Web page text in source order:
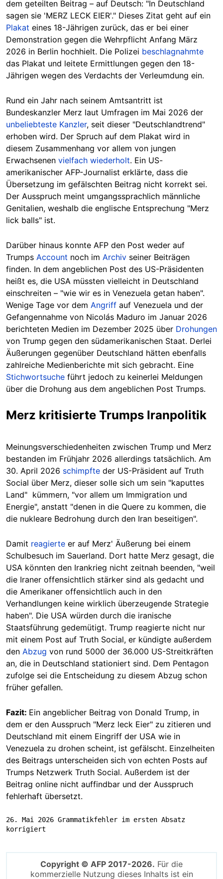
dem geteilten Beitrag – auf Deutsch: "In Deutschland
sagen sie 'MERZ LECK EIER'." Dieses Zitat geht auf ein
Plakat eines 18-Jährigen zurück, das er bei einer
Demonstration gegen die Wehrpflicht Anfang März
2026 in Berlin hochhielt. Die Polizei beschlagnahmte
das Plakat und leitete Ermittlungen gegen den 18-
Jährigen wegen des Verdachts der Verleumdung ein.
Rund ein Jahr nach seinem Amtsantritt ist
Bundeskanzler Merz laut Umfragen im Mai 2026 der
unbeliebteste Kanzler, seit dieser "Deutschlandtrend"
erhoben wird. Der Spruch auf dem Plakat wird in
diesem Zusammenhang vor allem von jungen
Erwachsenen vielfach wiederholt. Ein US-
amerikanischer AFP-Journalist erklärte, dass die
Übersetzung im gefälschten Beitrag nicht korrekt sei.
Der Ausspruch meint umgangssprachlich männliche
Genitalien, weshalb die englische Entsprechung "Merz
lick balls" ist.
Darüber hinaus konnte AFP den Post weder auf
Trumps Account noch im Archiv seiner Beiträgen
finden. In dem angeblichen Post des US-Präsidenten
heißt es, die USA müssten vielleicht in Deutschland
einschreiten – "wie wir es in Venezuela getan haben".
Wenige Tage vor dem Angriff auf Venezuela und der
Gefangennahme von Nicolás Maduro im Januar 2026
berichteten Medien im Dezember 2025 über Drohungen
von Trump gegen den südamerikanischen Staat. Derlei
Äußerungen gegenüber Deutschland hätten ebenfalls
zahlreiche Medienberichte mit sich gebracht. Eine
Stichwortsuche führt jedoch zu keinerlei Meldungen
über die Drohung aus dem angeblichen Post Trumps.
Merz kritisierte Trumps Iranpolitik
Meinungsverschiedenheiten zwischen Trump und Merz
bestanden im Frühjahr 2026 allerdings tatsächlich. Am
30. April 2026 schimpfte der US-Präsident auf Truth
Social über Merz, dieser solle sich um sein "kaputtes
Land" kümmern, "vor allem um Immigration und
Energie", anstatt "denen in die Quere zu kommen, die
die nukleare Bedrohung durch den Iran beseitigen".
Damit reagierte er auf Merz' Äußerung bei einem
Schulbesuch im Sauerland. Dort hatte Merz gesagt, die
USA könnten den Irankrieg nicht zeitnah beenden, "weil
die Iraner offensichtlich stärker sind als gedacht und
die Amerikaner offensichtlich auch in den
Verhandlungen keine wirklich überzeugende Strategie
haben". Die USA würden durch die iranische
Staatsführung gedemütigt. Trump reagierte nicht nur
mit einem Post auf Truth Social, er kündigte außerdem
den Abzug von rund 5000 der 36.000 US-Streitkräften
an, die in Deutschland stationiert sind. Dem Pentagon
zufolge sei die Entscheidung zu diesem Abzug schon
früher gefallen.
Fazit: Ein angeblicher Beitrag von Donald Trump, in
dem er den Ausspruch "Merz leck Eier" zu zitieren und
Deutschland mit einem Eingriff der USA wie in
Venezuela zu drohen scheint, ist gefälscht. Einzelheiten
des Beitrags unterscheiden sich von echten Posts auf
Trumps Netzwerk Truth Social. Außerdem ist der
Beitrag online nicht auffindbar und der Ausspruch
fehlerhaft übersetzt.
26. Mai 2026 Grammatikfehler im ersten Absatz
korrigiert
Copyright © AFP 2017-2026. Für die
kommerzielle Nutzung dieses Inhalts ist ein